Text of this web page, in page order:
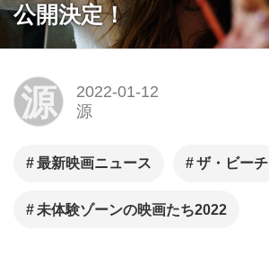
公開決定！
源
2022-01-12
源
最新映画ニュース ザ・ビーチ
未体験ゾーンの映画たち2022